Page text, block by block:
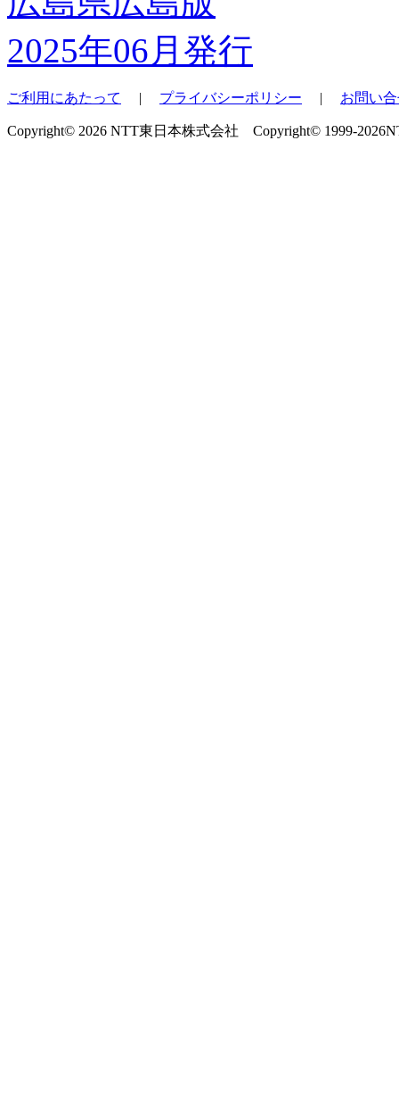
2025年06月発行
ご利用にあたって | プライバシーポリシー | お問い
Copyright© 2026 NTT東日本株式会社 Copyright© 1999-